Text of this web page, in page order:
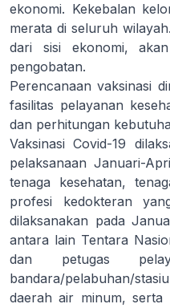
ekonomi. Kekebalan
merata di seluruh
dari sisi ekonomi,
pengobatan.
Perencanaan vaksinasi
fasilitas pelayanan
dan perhitungan
Vaksinasi Covid-19
pelaksanaan Januari-
tenaga kesehatan,
profesi kedokteran
dilaksanakan pada
antara lain Tentara
dan petugas
bandara/pelabuhan/
daerah air minum, serta